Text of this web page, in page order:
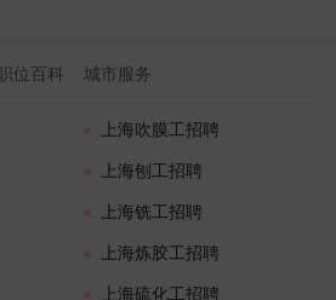
位百科 城市服务
上海吹膜工招聘
上海刨工招聘
上海铣工招聘
上海炼胶工招聘
上海硫化工招聘